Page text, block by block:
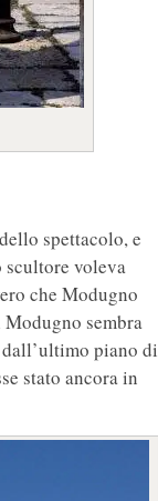
spettacolo, e
scultore voleva
che Modugno
sembra
piano di
stato ancora in